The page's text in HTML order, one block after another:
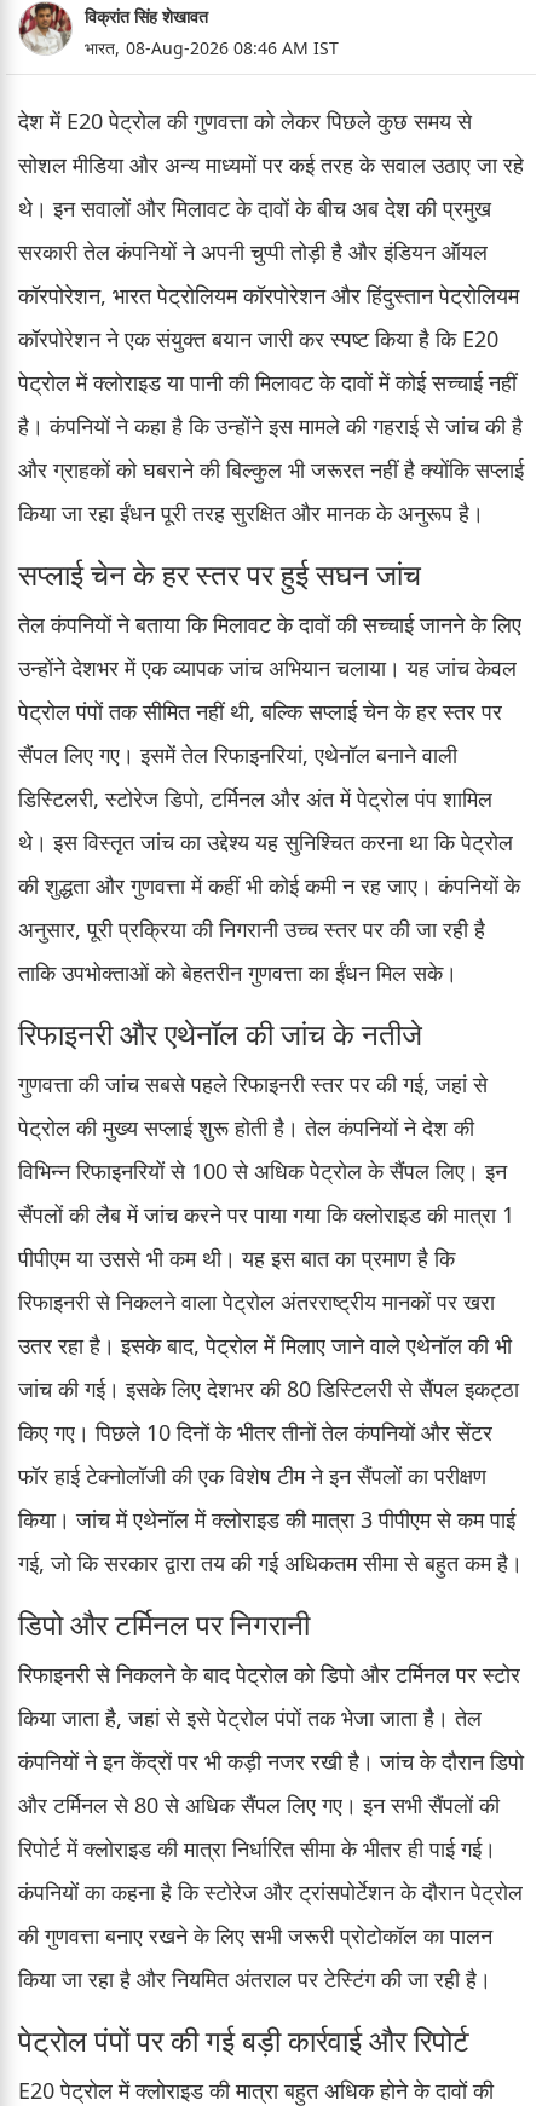
विक्रांत सिंह शेखावत
भारत, 08-Aug-2026 08:46 AM IST
देश में E20 पेट्रोल की गुणवत्ता को लेकर पिछले कुछ समय से
सोशल मीडिया और अन्य माध्यमों पर कई तरह के सवाल उठाए जा रहे
थे। इन सवालों और मिलावट के दावों के बीच अब देश की प्रमुख
सरकारी तेल कंपनियों ने अपनी चुप्पी तोड़ी है और इंडियन ऑयल
कॉरपोरेशन, भारत पेट्रोलियम कॉरपोरेशन और हिंदुस्तान पेट्रोलियम
कॉरपोरेशन ने एक संयुक्त बयान जारी कर स्पष्ट किया है कि E20
पेट्रोल में क्लोराइड या पानी की मिलावट के दावों में कोई सच्चाई नहीं
है। कंपनियों ने कहा है कि उन्होंने इस मामले की गहराई से जांच की है
और ग्राहकों को घबराने की बिल्कुल भी जरूरत नहीं है क्योंकि सप्लाई
किया जा रहा ईंधन पूरी तरह सुरक्षित और मानक के अनुरूप है।
सप्लाई चेन के हर स्तर पर हुई सघन जांच
तेल कंपनियों ने बताया कि मिलावट के दावों की सच्चाई जानने के लिए
उन्होंने देशभर में एक व्यापक जांच अभियान चलाया। यह जांच केवल
पेट्रोल पंपों तक सीमित नहीं थी, बल्कि सप्लाई चेन के हर स्तर पर
सैंपल लिए गए। इसमें तेल रिफाइनरियां, एथेनॉल बनाने वाली
डिस्टिलरी, स्टोरेज डिपो, टर्मिनल और अंत में पेट्रोल पंप शामिल
थे। इस विस्तृत जांच का उद्देश्य यह सुनिश्चित करना था कि पेट्रोल
की शुद्धता और गुणवत्ता में कहीं भी कोई कमी न रह जाए। कंपनियों के
अनुसार, पूरी प्रक्रिया की निगरानी उच्च स्तर पर की जा रही है
ताकि उपभोक्ताओं को बेहतरीन गुणवत्ता का ईंधन मिल सके।
रिफाइनरी और एथेनॉल की जांच के नतीजे
गुणवत्ता की जांच सबसे पहले रिफाइनरी स्तर पर की गई, जहां से
पेट्रोल की मुख्य सप्लाई शुरू होती है। तेल कंपनियों ने देश की
विभिन्न रिफाइनरियों से 100 से अधिक पेट्रोल के सैंपल लिए। इन
सैंपलों की लैब में जांच करने पर पाया गया कि क्लोराइड की मात्रा 1
पीपीएम या उससे भी कम थी। यह इस बात का प्रमाण है कि
रिफाइनरी से निकलने वाला पेट्रोल अंतरराष्ट्रीय मानकों पर खरा
उतर रहा है। इसके बाद, पेट्रोल में मिलाए जाने वाले एथेनॉल की भी
जांच की गई। इसके लिए देशभर की 80 डिस्टिलरी से सैंपल इकट्ठा
किए गए। पिछले 10 दिनों के भीतर तीनों तेल कंपनियों और सेंटर
फॉर हाई टेक्नोलॉजी की एक विशेष टीम ने इन सैंपलों का परीक्षण
किया। जांच में एथेनॉल में क्लोराइड की मात्रा 3 पीपीएम से कम पाई
गई, जो कि सरकार द्वारा तय की गई अधिकतम सीमा से बहुत कम है।
डिपो और टर्मिनल पर निगरानी
रिफाइनरी से निकलने के बाद पेट्रोल को डिपो और टर्मिनल पर स्टोर
किया जाता है, जहां से इसे पेट्रोल पंपों तक भेजा जाता है। तेल
कंपनियों ने इन केंद्रों पर भी कड़ी नजर रखी है। जांच के दौरान डिपो
और टर्मिनल से 80 से अधिक सैंपल लिए गए। इन सभी सैंपलों की
रिपोर्ट में क्लोराइड की मात्रा निर्धारित सीमा के भीतर ही पाई गई।
कंपनियों का कहना है कि स्टोरेज और ट्रांसपोर्टेशन के दौरान पेट्रोल
की गुणवत्ता बनाए रखने के लिए सभी जरूरी प्रोटोकॉल का पालन
किया जा रहा है और नियमित अंतराल पर टेस्टिंग की जा रही है।
पेट्रोल पंपों पर की गई बड़ी कार्रवाई और रिपोर्ट
E20 पेट्रोल में क्लोराइड की मात्रा बहुत अधिक होने के दावों की